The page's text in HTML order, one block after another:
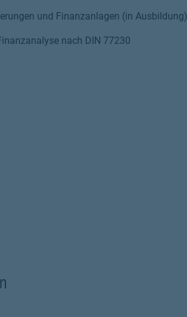
und Finanzanlagen (in Ausbildung)
nach DIN 77230